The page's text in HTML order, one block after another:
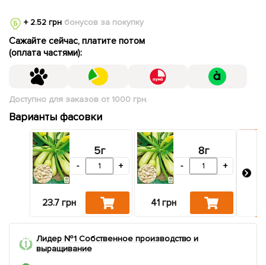
+ 2.52 грнбонусов за покупку
Сажайте сейчас, платите потом
(оплата частями):
Доступно для заказов от 1000 грн.
Варианты фасовки
5г
- +
23.7 грн
8г
- +
41 грн
Лидер №1 Собственное производство и
выращивание